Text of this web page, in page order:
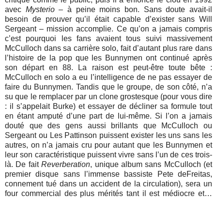
avec Mysterio– à peine moins bon. Sans doute avait-il
besoin de prouver qu’il était capable d’exister sans Will
Sergeant – mission accomplie. Ce qu’on a jamais compris
c’est pourquoi les fans avaient tous suivi massivement
McCulloch dans sa carrière solo, fait d’autant plus rare dans
l’histoire de la pop que les Bunnymen ont continué après
son départ en 88. La raison est peut-être toute bête :
McCulloch en solo a eu l’intelligence de ne pas essayer de
faire du Bunnymen. Tandis que le groupe, de son côté, n’a
su que le remplacer par un clone grostesque (pour vous dire
: il s’appelait Burke) et essayer de décliner sa formule tout
en étant amputé d’une part de lui-même. Si l’on a jamais
douté que des gens aussi brillants que McCulloch ou
Sergeant ou Les Pattinson puissent exister les uns sans les
autres, on n’a jamais cru pour autant que les Bunnymen et
leur son caractéristique puissent vivre sans l’un de ces trois-
là. De faitReverberation, unique album sans McCulloch (et
premier disque sans l’immense bassiste Pete deFreitas,
connement tué dans un accident de la circulation), sera un
four commercial des plus mérités tant il est médiocre et…